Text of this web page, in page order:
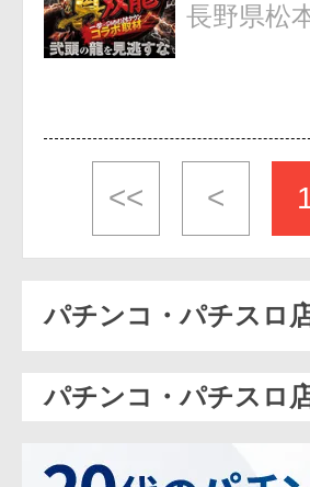
長野県松
<< <
パチンコ・パチスロ
パチンコ・パチスロ